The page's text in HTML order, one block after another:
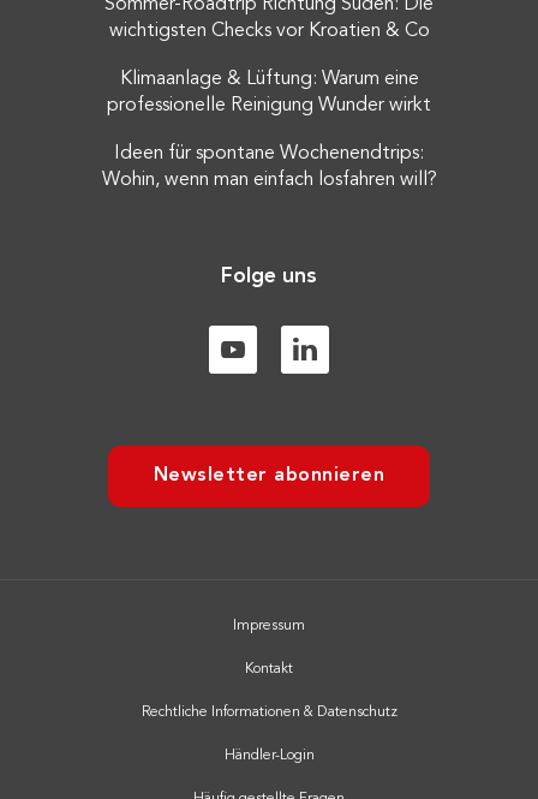
Sommer-Roadtrip Richtung Süden: Die
wichtigsten Checks vor Kroatien & Co
Klimaanlage & Lüftung: Warum eine
professionelle Reinigung Wunder wirkt
Ideen für spontane Wochenendtrips:
Wohin, wenn man einfach losfahren will?
Folge uns
Newsletter abonnieren
Impressum
Kontakt
Rechtliche Informationen & Datenschutz
Händler-Login